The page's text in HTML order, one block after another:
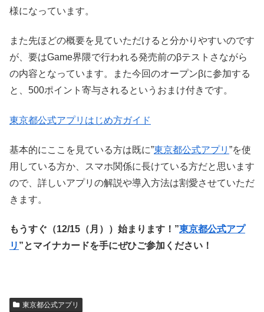
様になっています。
また先ほどの概要を見ていただけると分かりやすいのです
が、要はGame界隈で行われる発売前のβテストさながら
の内容となっています。また今回のオープンβに参加する
と、500ポイント寄与されるというおまけ付きです。
東京都公式アプリはじめ方ガイド
基本的にここを見ている方は既に”東京都公式アプリ ”を使
用している方か、スマホ関係に長けている方だと思います
ので、詳しいアプリの解説や導入方法は割愛させていただ
きます。
もうすぐ（12/15（月））始まります！”東京都公式アプ
リ ”とマイナカードを手にぜひご参加ください！
東京都公式アプリ